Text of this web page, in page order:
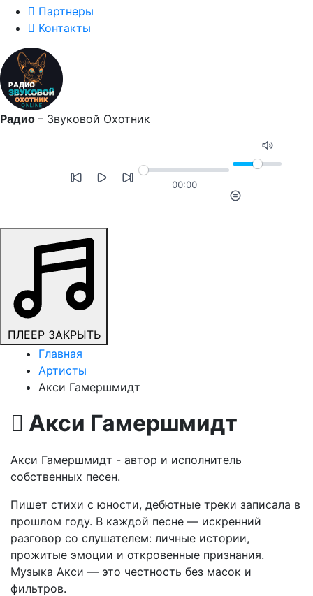
Партнеры
Контакты
Радио – Звуковой Охотник
00:00
ПЛЕЕР ЗАКРЫТЬ
Главная
Артисты
Акси Гамершмидт
Акси Гамершмидт
Акси Гамершмидт - автор и исполнитель
собственных песен.
Пишет стихи с юности, дебютные треки записала в
прошлом году. В каждой песне — искренний
разговор со слушателем: личные истории,
прожитые эмоции и откровенные признания.
Музыка Акси — это честность без масок и
фильтров.